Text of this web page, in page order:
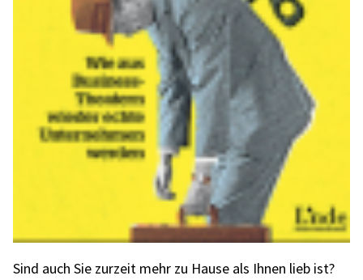
Sind auch Sie zurzeit mehr zu Hause als Ihnen lieb ist?